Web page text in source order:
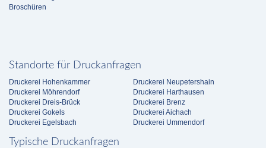
Broschüren
Standorte für Druckanfragen
Druckerei Hohenkammer
Druckerei Möhrendorf
Druckerei Dreis-Brück
Druckerei Gokels
Druckerei Egelsbach
Druckerei Neupetershain
Druckerei Harthausen
Druckerei Brenz
Druckerei Aichach
Druckerei Ummendorf
Typische Druckanfragen